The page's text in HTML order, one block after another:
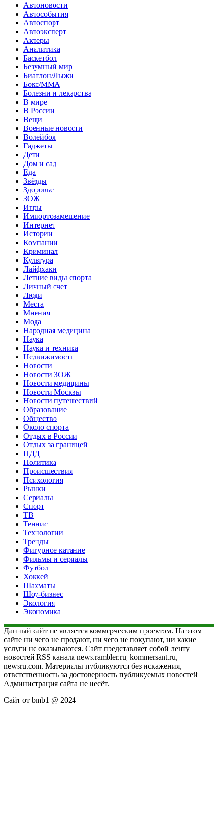
Автоновости
Автособытия
Автоспорт
Автоэксперт
Актеры
Аналитика
Баскетбол
Безумный мир
Биатлон/Лыжи
Бокс/MMA
Болезни и лекарства
В мире
В России
Вещи
Военные новости
Волейбол
Гаджеты
Дети
Дом и сад
Еда
Звёзды
Здоровье
ЗОЖ
Игры
Импортозамещение
Интернет
Истории
Компании
Криминал
Культура
Лайфхаки
Летние виды спорта
Личный счет
Люди
Места
Мнения
Мода
Народная медицина
Наука
Наука и техника
Недвижимость
Новости
Новости ЗОЖ
Новости медицины
Новости Москвы
Новости путешествий
Образование
Общество
Около спорта
Отдых в России
Отдых за границей
ПДД
Политика
Происшествия
Психология
Рынки
Сериалы
Спорт
ТВ
Теннис
Технологии
Тренды
Фигурное катание
Фильмы и сериалы
Футбол
Хоккей
Шахматы
Шоу-бизнес
Экология
Экономика
Данный сайт не является коммерческим проектом. На этом
сайте ни чего не продают, ни чего не покупают, ни какие
услуги не оказываются. Сайт представляет собой ленту
новостей RSS канала news.rambler.ru, kommersant.ru,
newsru.com. Материалы публикуются без искажения,
ответственность за достоверность публикуемых новостей
Администрация сайта не несёт.
Сайт от bmb1 @ 2024